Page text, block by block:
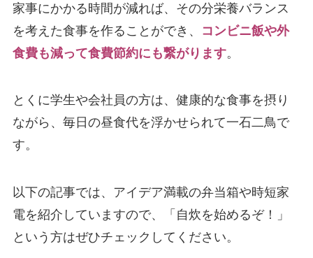
家事にかかる時間が減れば、その分栄養バランス
を考えた食事を作ることができ、
コンビニ飯や外
食費も減って食費節約にも繋がります。
とくに学生や会社員の方は、健康的な食事を摂り
ながら、毎日の昼食代を浮かせられて一石二鳥で
す。
以下の記事では、アイデア満載の弁当箱や時短家
電を紹介していますので、「自炊を始めるぞ！」
という方はぜひチェックしてください。